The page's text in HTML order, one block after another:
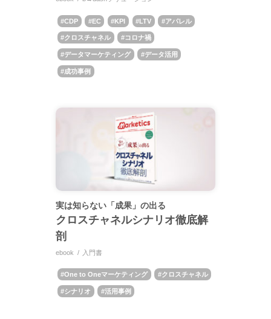
CDP EC KPI LTV アパレル
クロスチャネル コロナ禍
データマーケティング データ活用
成功事例
実は知らない「成果」の出る
クロスチャネルシナリオ徹底解
剖
ebook 入門書
One to Oneマーケティング クロスチャネル
シナリオ 活用事例